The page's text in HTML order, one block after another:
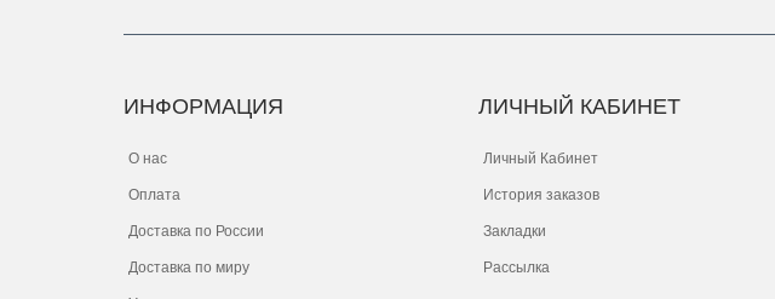
ИНФОРМАЦИЯ
О нас
Оплата
Доставка по России
Доставка по миру
ЛИЧНЫЙ КАБИНЕТ
Личный Кабинет
История заказов
Закладки
Рассылка